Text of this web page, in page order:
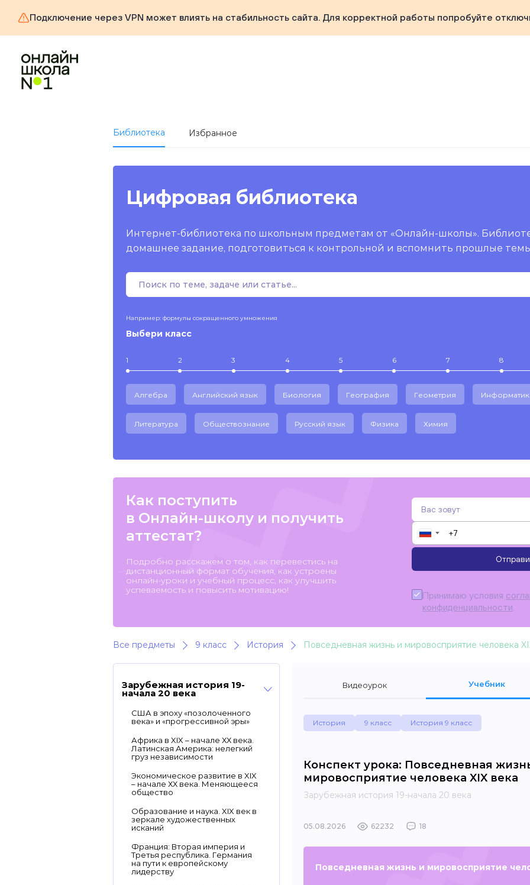
Подключение через VPN может влиять на стабильность сайта. Для корректной работы попробуйте
Библиотека Избранное
Цифровая библиотека
Интернет-библиотека по школьным предметам от «Онлайн-школы».
домашнее задание, подготовиться к контрольной и вспомнить прошлые
Например: формулы сокращенного умножения
Выбери класс
1 2 3 4 5 6 7 8
Алгебра Английский язык Биология География Геометрия
Литература Обществознание Русский язык Физика Химия
Как поступить
в Онлайн-школу и получить
аттестат?
Подробно расскажем о том, как перевестись на
дистанционный формат обучения, как устроены
онлайн-уроки и учебный процесс, как улучшить
успеваемость и повысить мотивацию!
▼
Принимаю условия
конфиденциальности
Все предметы 9 класс История Повседневная жизнь и мировосприятие человека
Зарубежная история 19-
начала 20 века
США в эпоху «позолоченного
века» и «прогрессивной эры»
Африка в XIX – начале ХХ века.
Латинская Америка: нелегкий
груз независимости
Экономическое развитие в XIX
– начале ХХ века. Меняющееся
общество
Образование и наука. XIX век в
зеркале художественных
исканий
Франция: Вторая империя и
Третья республика. Германия
на пути к европейскому
лидерству
Видеоурок Учебник
История 9 класс История 9 класс
Конспект урока: Повседневная
мировосприятие человека XIX века
Зарубежная история 19-начала 20 века
05.08.2026 62232 18
Повседневная жизнь и мировосприятие